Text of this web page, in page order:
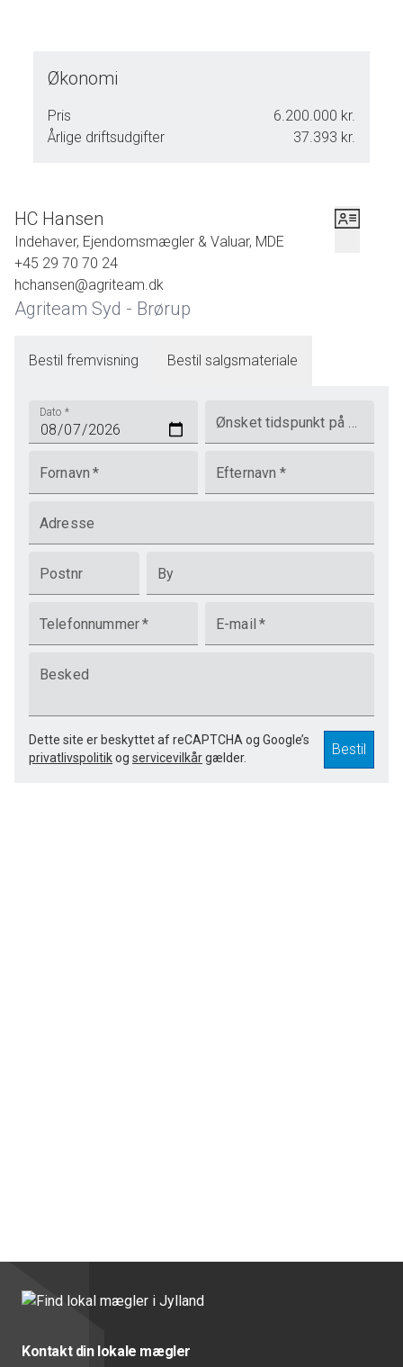
Økonomi
Pris
6.200.000 kr.
Årlige driftsudgifter
37.393 kr.
HC Hansen
Indehaver, Ejendomsmægler & Valuar, MDE
+45 29 70 70 24
hchansen@agriteam.dk
Agriteam Syd - Brørup
Bestil fremvisning Bestil salgsmateriale
Dato *
Ønsket tidspunkt på dagen
Fornavn * Efternavn *
Adresse
Postnr By
Telefonnummer* E-mail *
Besked
Dette site er beskyttet af reCAPTCHA og Google’s
privatlivspolitikog servicevilkårgælder. Bestil
Kontakt din lokale mægler